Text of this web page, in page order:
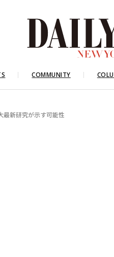
COMMUNITY
最新研究が示す可能性